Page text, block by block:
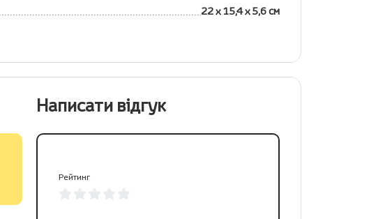
22 х 15,4 х 5,6 см
Написати відгук
Рейтинг